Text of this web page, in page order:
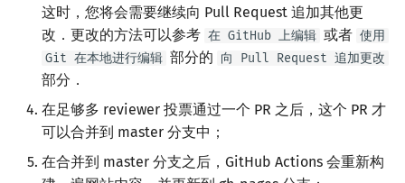
这时，您将会需要继续向 Pull Request 追加其他更
改．更改的方法可以参考 在 GitHub 上编辑 或者 使用
Git 在本地进行编辑 部分的 向 Pull Request 追加更改
部分．
在足够多 reviewer 投票通过一个 PR 之后，这个 PR 才
可以合并到 master 分支中；
在合并到 master 分支之后，GitHub Actions 会重新构